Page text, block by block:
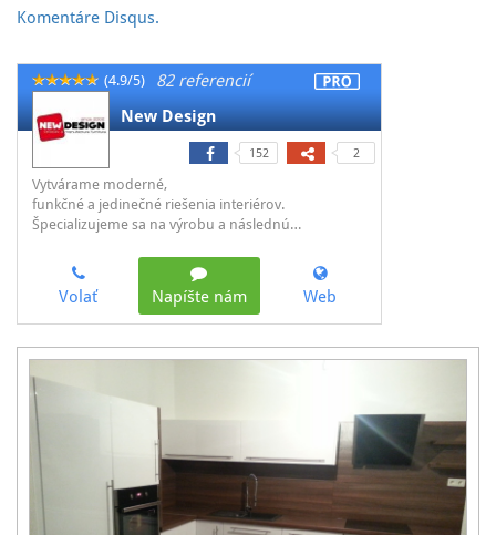
Komentáre Disqus.
(4.9/5)
82 referencií
New Design
152 2
Vytvárame moderné,
funkčné a jedinečné riešenia interiérov.
Špecializujeme sa na výrobu a následnú…
Volať Napíšte nám Web